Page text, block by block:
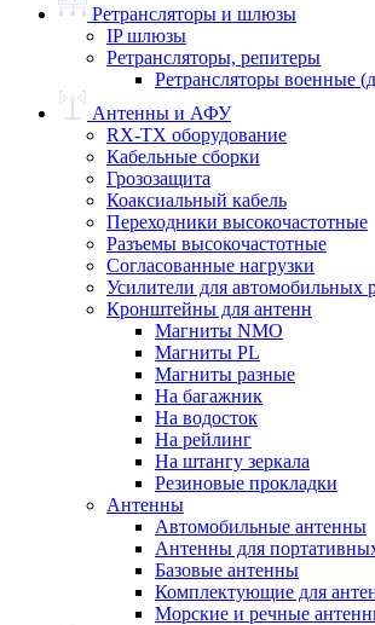
Ретрансляторы и шлюзы
IP шлюзы
Ретрансляторы, репитеры
Ретрансляторы военные
Антенны и АФУ
RX-TX оборудование
Кабельные сборки
Грозозащита
Коаксиальный кабель
Переходники высокочастотные
Разъемы высокочастотные
Согласованные нагрузки
Усилители для автомобильных
Кронштейны для антенн
Магниты NMO
Магниты PL
Магниты разные
На багажник
На водосток
На рейлинг
На штангу зеркала
Резиновые прокладки
Антенны
Автомобильные антенны
Антенны для
Базовые антенны
Комплектующие для
Морские и речные